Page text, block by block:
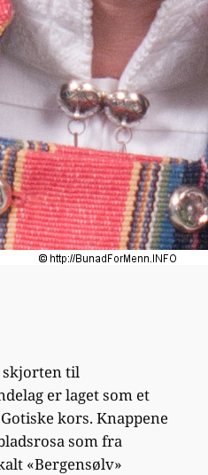
skjorten til
er laget som et
kors. Knappene
som fra
«Bergensølv»